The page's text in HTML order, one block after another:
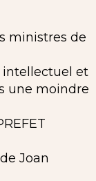
ministres de
intellectuel et
une moindre
Joan